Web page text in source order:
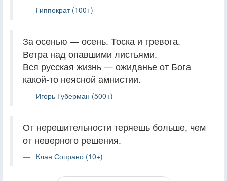
Гиппократ (100+)
За осенью — осень. Тоска и тревога.
Ветра над опавшими листьями.
Вся русская жизнь — ожиданье от Бога
какой-то неясной амнистии.
Игорь Губерман (500+)
От нерешительности теряешь больше, чем
от неверного решения.
Клан Сопрано (10+)